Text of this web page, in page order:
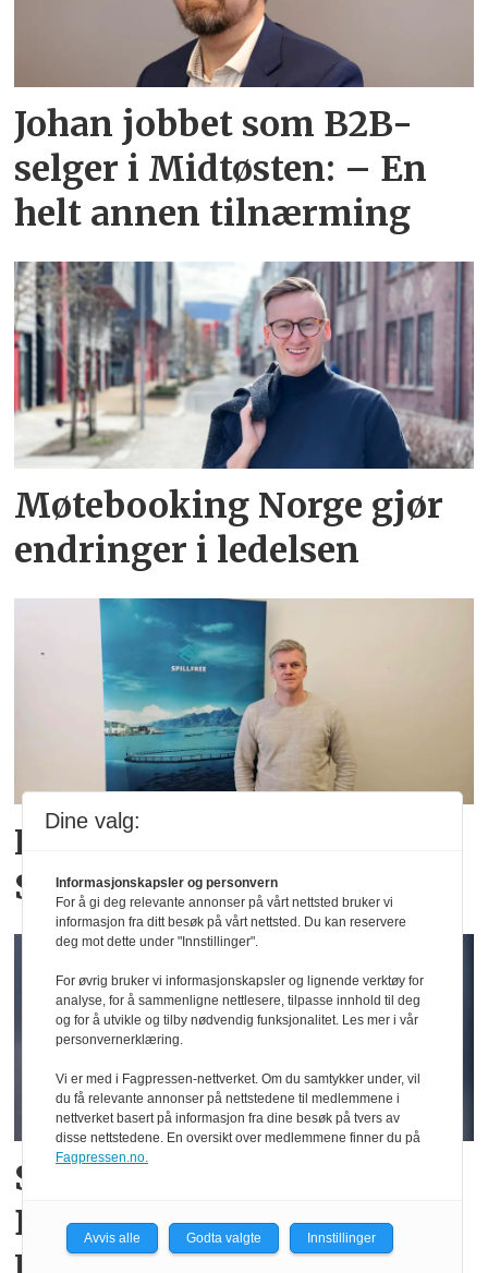
Johan jobbet som B2B-
selger i Midtøsten: – En
helt annen tilnærming
Møtebooking Norge gjør
endringer i ledelsen
Han er ny salgssjef i
Spillfree
Slik satser Vipps innenfor
B2B: – Vil ikke havne i
Dine valg:
Informasjonskapsler og personvern
For å gi deg relevante annonser på vårt nettsted bruker vi
informasjon fra ditt besøk på vårt nettsted. Du kan reservere
deg mot dette under "Innstillinger".
For øvrig bruker vi informasjonskapsler og lignende verktøy for
analyse, for å sammenligne nettlesere, tilpasse innhold til deg
og for å utvikle og tilby nødvendig funksjonalitet. Les mer i vår
personvernerklæring.
Vi er med i Fagpressen-nettverket. Om du samtykker under, vil
du få relevante annonser på nettstedene til medlemmene i
nettverket basert på informasjon fra dine besøk på tvers av
disse nettstedene. En oversikt over medlemmene finner du på
Fagpressen.no.
Avvis alle Godta valgte Innstillinger